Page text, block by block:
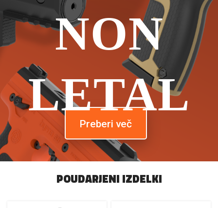
NON
LETAL
Preberi več
POUDARJENI IZDELKI